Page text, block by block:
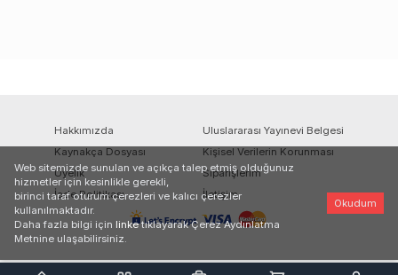
Hakkımızda
Uluslararası Yayınevi Belgesi
Kaynakça Dosyası
Kişisel Verilerin Korunması
Üyelik
Siparişlerim
İade Politikası
İletişim
Web sitemizde sunulan ve açıkça talep etmiş olduğunuz
hizmetler için kesinlikle gerekli,
birinci taraf oturum çerezleri ve kalıcı çerezler
kullanılmaktadır.
Daha fazla bilgi için linke tıklayarak Çerez Aydınlatma
Metnine ulaşabilirsiniz.
Okudum